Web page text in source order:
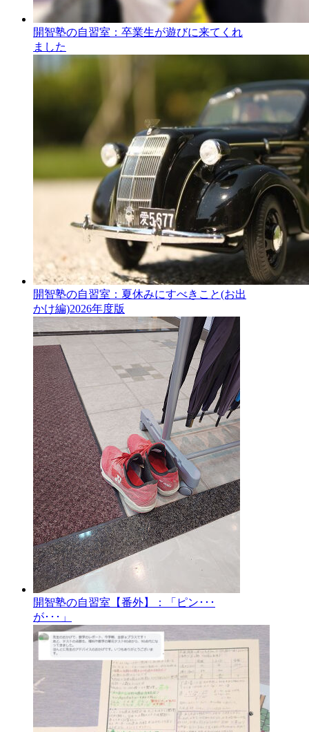
開智塾の自習室：卒業生が遊びに来てくれ
ました
開智塾の自習室：夏休みにすべきこと(お出
かけ編)2026年度版
開智塾の自習室【番外】：「ピン･･･
が･･･」